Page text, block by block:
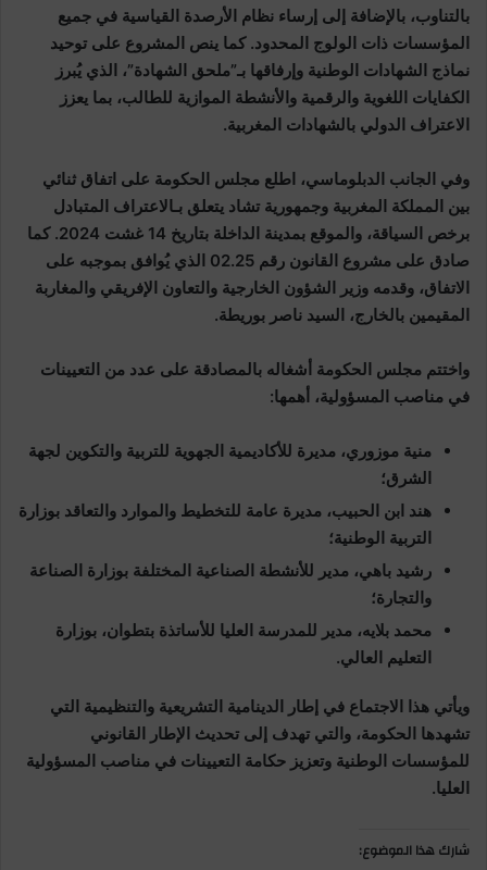
بالتناوب، بالإضافة إلى إرساء نظام الأرصدة القياسية في جميع
المؤسسات ذات الولوج المحدود. كما ينص المشروع على توحيد
نماذج الشهادات الوطنية وإرفاقها بـ”ملحق الشهادة”، الذي يُبرز
الكفايات اللغوية والرقمية والأنشطة الموازية للطالب، بما يعزز
الاعتراف الدولي بالشهادات المغربية.
وفي الجانب الدبلوماسي، اطلع مجلس الحكومة على اتفاق ثنائي
بين المملكة المغربية وجمهورية تشاد يتعلق بـالاعتراف المتبادل
برخص السياقة، والموقع بمدينة الداخلة بتاريخ 14 غشت 2024. كما
صادق على مشروع القانون رقم 02.25 الذي يُوافق بموجبه على
الاتفاق، وقدمه وزير الشؤون الخارجية والتعاون الإفريقي والمغاربة
المقيمين بالخارج، السيد ناصر بوريطة.
واختتم مجلس الحكومة أشغاله بالمصادقة على عدد من التعيينات
في مناصب المسؤولية، أهمها:
منية موزوري، مديرة للأكاديمية الجهوية للتربية والتكوين لجهة
الشرق؛
هند ابن الحبيب، مديرة عامة للتخطيط والموارد والتعاقد بوزارة
التربية الوطنية؛
رشيد باهي، مدير للأنشطة الصناعية المختلفة بوزارة الصناعة
والتجارة؛
محمد بلايه، مدير للمدرسة العليا للأساتذة بتطوان، بوزارة
التعليم العالي.
ويأتي هذا الاجتماع في إطار الدينامية التشريعية والتنظيمية التي
تشهدها الحكومة، والتي تهدف إلى تحديث الإطار القانوني
للمؤسسات الوطنية وتعزيز حكامة التعيينات في مناصب المسؤولية
العليا.
شارك هذا الموضوع: